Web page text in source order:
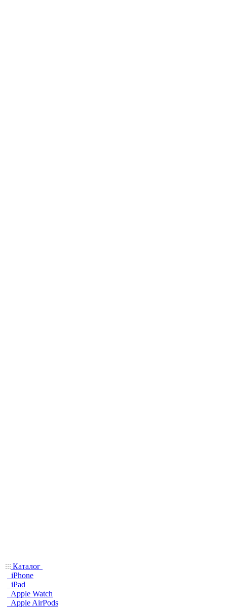
Каталог
iPhone
iPad
Apple Watch
Apple AirPods